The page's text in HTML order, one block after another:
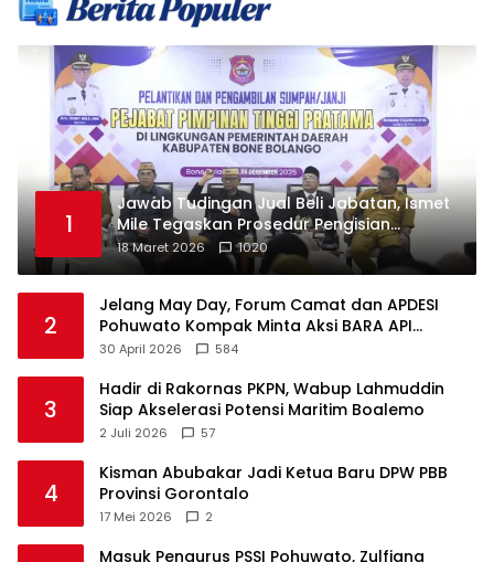
1
Jawab Tudingan Jual Beli Jabatan, Ismet
Mile Tegaskan Prosedur Pengisian
Jabatan
18 Maret 2026 1020
2
Jelang May Day, Forum Camat dan APDESI
Pohuwato Kompak Minta Aksi BARA API
Ditunda
30 April 2026 584
3
Hadir di Rakornas PKPN, Wabup Lahmuddin
Siap Akselerasi Potensi Maritim Boalemo
2 Juli 2026 57
4
Kisman Abubakar Jadi Ketua Baru DPW PBB
Provinsi Gorontalo
17 Mei 2026 2
Masuk Pengurus PSSI Pohuwato, Zulfiana